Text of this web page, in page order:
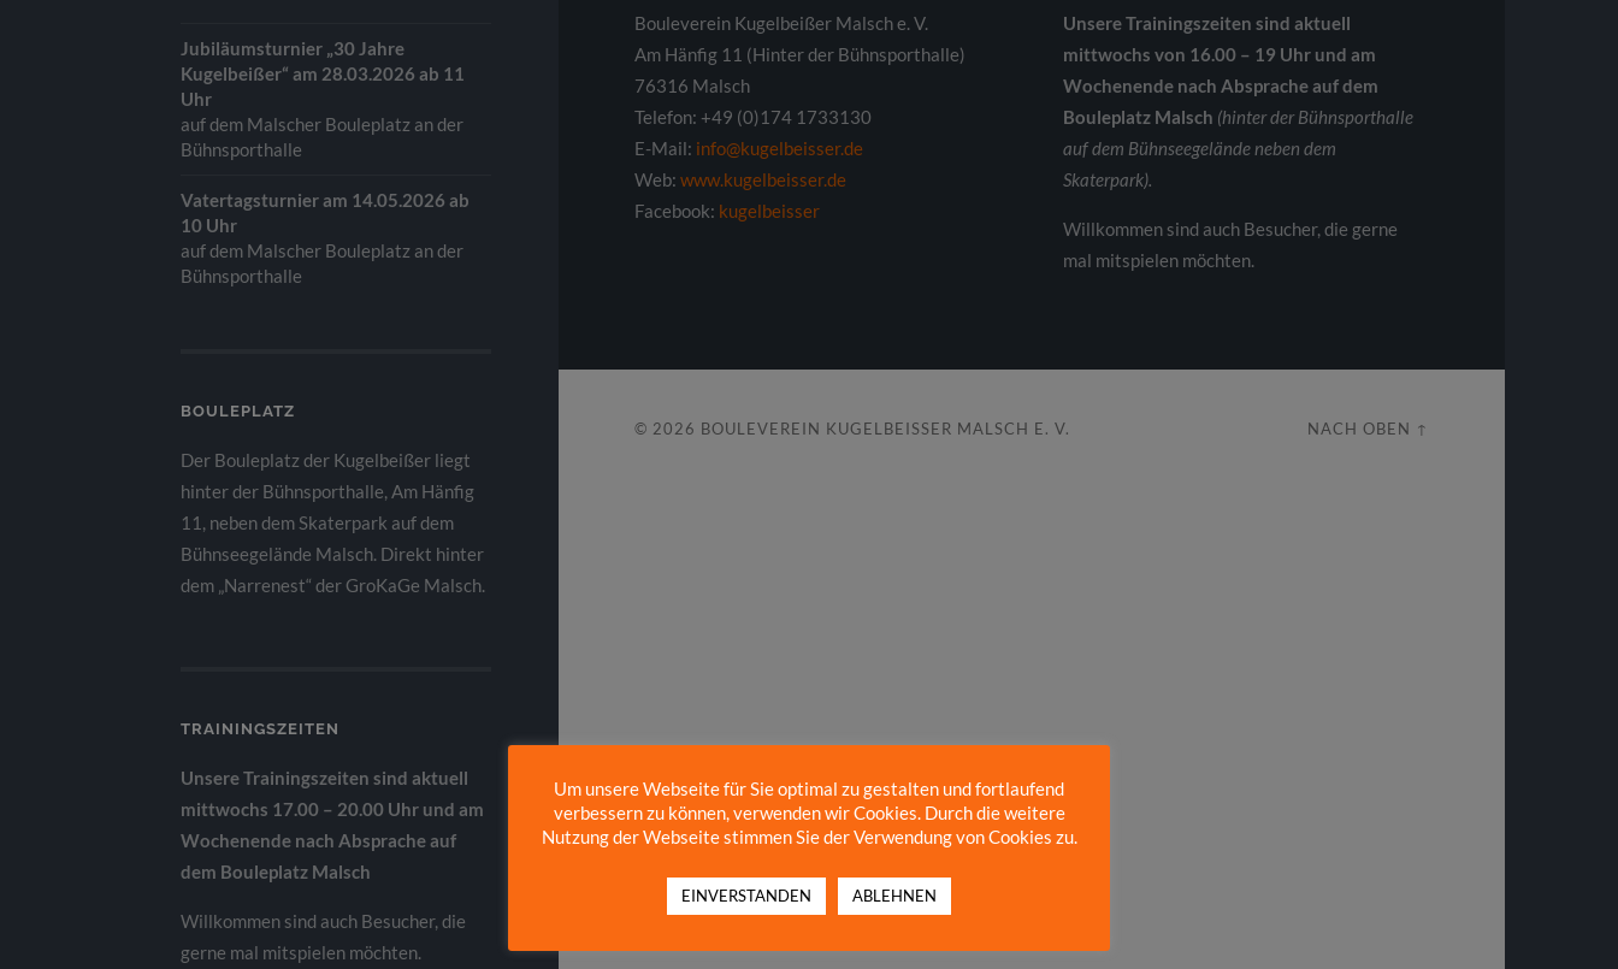
Jubiläumsturnier „30 Jahre
Kugelbeißer“ am 28.03.2026 ab 11
Uhr
auf dem Malscher Bouleplatz an der
Bühnsporthalle
Vatertagsturnier am 14.05.2026 ab
10 Uhr
auf dem Malscher Bouleplatz an der
Bühnsporthalle
BOULEPLATZ
Der Bouleplatz der Kugelbeißer liegt
hinter der Bühnsporthalle, Am Hänfig
11, neben dem Skaterpark auf dem
Bühnseegelände Malsch. Direkt hinter
dem „Narrenest“ der GroKaGe Malsch.
TRAININGSZEITEN
Unsere Trainingszeiten sind aktuell
mittwochs 17.00 – 20.00 Uhr und am
Wochenende nach Absprache auf
dem Bouleplatz Malsch
Willkommen sind auch Besucher, die
gerne mal mitspielen möchten.
Bouleverein Kugelbeißer Malsch e. V.
Am Hänfig 11 (Hinter der Bühnsporthalle)
76316 Malsch
Telefon: +49 (0)174 1733130
E-Mail: info@kugelbeisser.de
Web: www.kugelbeisser.de
Facebook: kugelbeisser
Unsere Trainingszeiten sind aktuell
mittwochs von 16.00 – 19 Uhr und am
Wochenende nach Absprache auf dem
Bouleplatz Malsch (hinter der Bühnsporthalle
auf dem Bühnseegelände neben dem
Skaterpark).
Willkommen sind auch Besucher, die gerne
mal mitspielen möchten.
© 2026 BOULEVEREIN KUGELBEISSER MALSCH E. V. NACH OBEN ↑
Um unsere Webseite für Sie optimal zu gestalten und fortlaufend
verbessern zu können, verwenden wir Cookies. Durch die weitere
Nutzung der Webseite stimmen Sie der Verwendung von Cookies zu.
EINVERSTANDEN ABLEHNEN